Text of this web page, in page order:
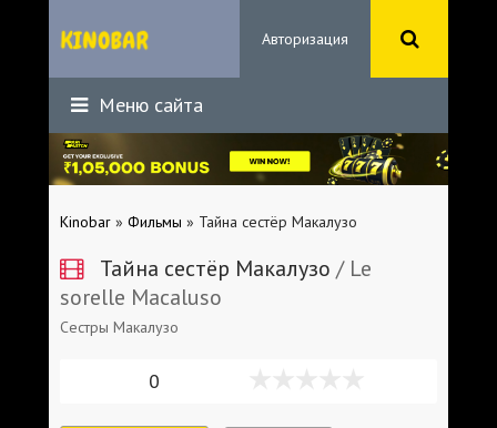
Авторизация
Меню сайта
Kinobar » Фильмы » Тайна сестёр Макалузо
Тайна сестёр Макалузо / Le
sorelle Macaluso
Сестры Макалузо
0